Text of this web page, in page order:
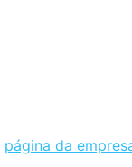
página da